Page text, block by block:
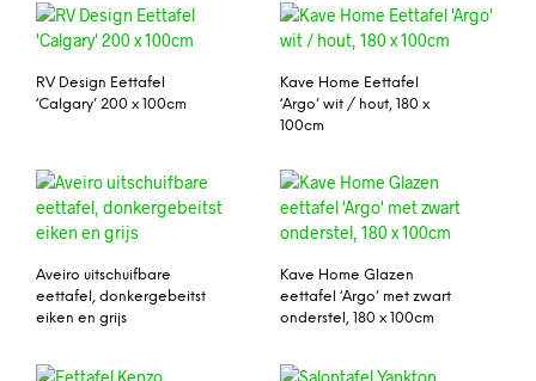
RV Design Eettafel
‘Calgary’ 200 x 100cm
Kave Home Eettafel
‘Argo’ wit / hout, 180 x
100cm
Aveiro uitschuifbare
eettafel, donkergebeitst
eiken en grijs
Kave Home Glazen
eettafel ‘Argo’ met zwart
onderstel, 180 x 100cm